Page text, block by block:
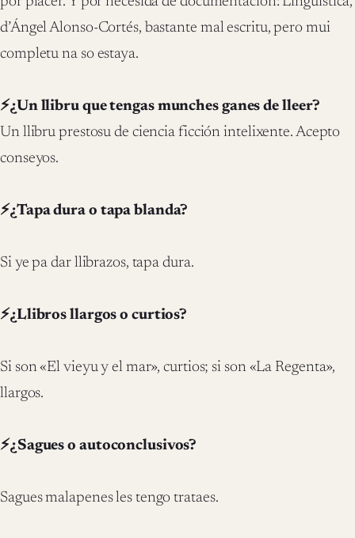
d’Ángel Alonso-Cortés, bastante mal escritu, pero mui
completu na so estaya.
⚡¿Un llibru que tengas munches ganes de lleer?
Un llibru prestosu de ciencia ficción intelixente. Acepto
conseyos.
⚡¿Tapa dura o tapa blanda?
Si ye pa dar llibrazos, tapa dura.
⚡¿Llibros llargos o curtios?
Si son «El vieyu y el mar», curtios; si son «La Regenta»,
llargos.
⚡¿Sagues o autoconclusivos?
Sagues malapenes les tengo trataes.